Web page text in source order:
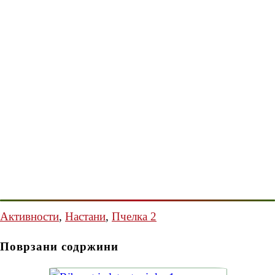
Активности, Настани, Пчелка 2
Поврзани содржини